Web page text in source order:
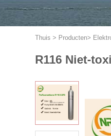
Thuis > Producten>
R116 Niet-